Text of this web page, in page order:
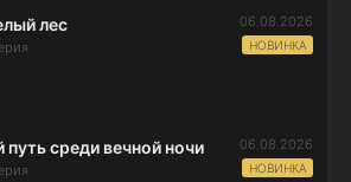
лес 06.08.2026
НОВИНКА
среди вечной ночи 06.08.2026
НОВИНКА